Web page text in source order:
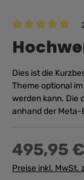
Dies ist die
Theme optional
werden kann. Die
anhand der Meta-
495,95
Preise inkl. MwSt.